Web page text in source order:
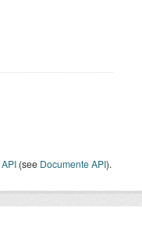
API (see Documente API).